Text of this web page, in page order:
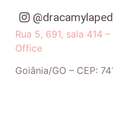
Rua 5, 691, sala 414
Office
Goiânia/GO – CEP: